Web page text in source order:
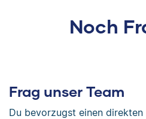
Noch
Frag unser Team
Du bevorzugst einen direkten